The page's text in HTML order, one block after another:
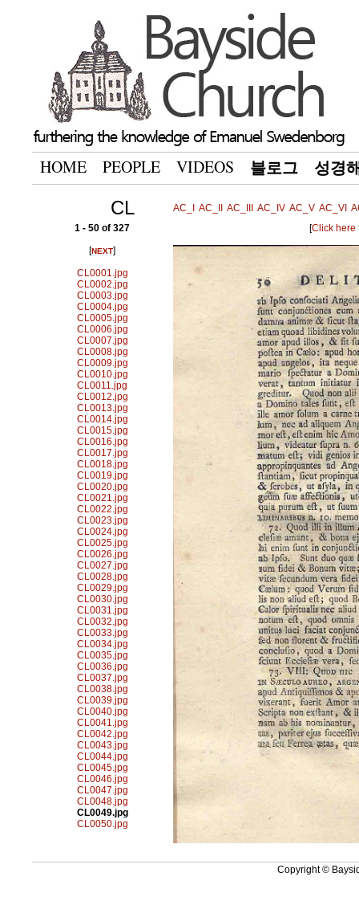
HOME PEOPLE VIDEOS 블로그 성경
CL AC_I AC_II AC_III AC_IV AC_V AC_VI
1 - 50 of 327
[NEXT]
CL0001.jpg
CL0002.jpg
CL0003.jpg
CL0004.jpg
CL0005.jpg
CL0006.jpg
CL0007.jpg
CL0008.jpg
CL0009.jpg
CL0010.jpg
CL0011.jpg
CL0012.jpg
CL0013.jpg
CL0014.jpg
CL0015.jpg
CL0016.jpg
CL0017.jpg
CL0018.jpg
CL0019.jpg
CL0020.jpg
CL0021.jpg
CL0022.jpg
CL0023.jpg
CL0024.jpg
CL0025.jpg
CL0026.jpg
CL0027.jpg
CL0028.jpg
CL0029.jpg
CL0030.jpg
CL0031.jpg
CL0032.jpg
CL0033.jpg
CL0034.jpg
CL0035.jpg
CL0036.jpg
CL0037.jpg
CL0038.jpg
CL0039.jpg
CL0040.jpg
CL0041.jpg
CL0042.jpg
CL0043.jpg
CL0044.jpg
CL0045.jpg
CL0046.jpg
CL0047.jpg
CL0048.jpg
CL0049.jpg
CL0050.jpg
[Click here
Copyright ©